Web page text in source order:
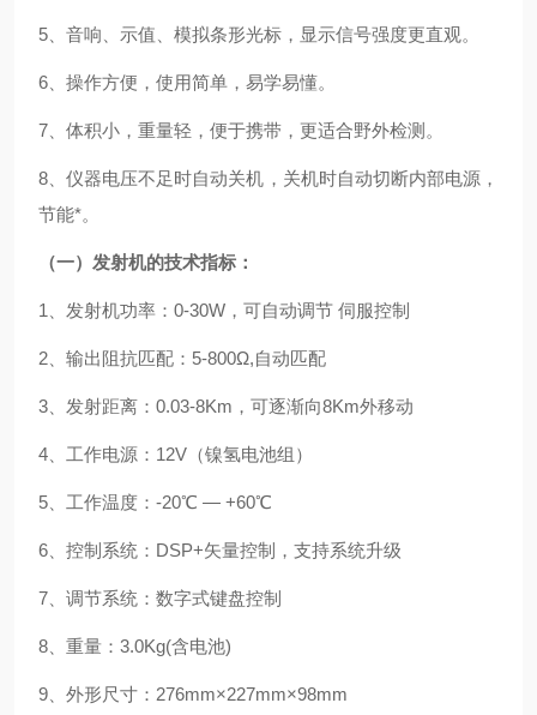
5、音响、示值、模拟条形光标，显示信号强度更直观。
6、操作方便，使用简单，易学易懂。
7、体积小，重量轻，便于携带，更适合野外检测。
8、仪器电压不足时自动关机，关机时自动切断内部电源，
节能*。
（一）发射机的技术指标：
1、发射机功率：0-30W，可自动调节 伺服控制
2、输出阻抗匹配： 5-800Ω,自动匹配
3、发射距离：0.03-8Km，可逐渐向8Km外移动
4、工作电源：12V（镍氢电池组）
5、工作温度：-20℃ — +60℃
6、控制系统：DSP+矢量控制，支持系统升级
7、调节系统：数字式键盘控制
8、重量：3.0Kg(含电池)
9、外形尺寸：276mm×227mm×98mm